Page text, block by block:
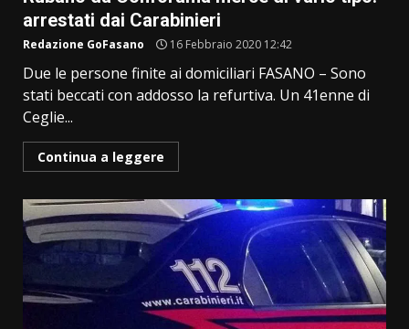
arrestati dai Carabinieri
Redazione GoFasano 16 Febbraio 2020 12:42
Due le persone finite ai domiciliari FASANO – Sono
stati beccati con addosso la refurtiva. Un 41enne di
Ceglie...
Continua a leggere